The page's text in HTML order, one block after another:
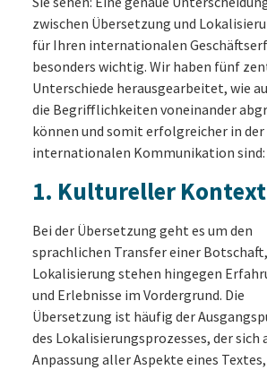
zwischen Übersetzung und
für Ihren internationalen
besonders wichtig. Wir haben fünf
Unterschiede herausgearbeitet, wie
die Begrifflichkeiten voneinander
können und somit erfolgreicher in der
internationalen Kommunikation sind:
1. Kultureller Kontext
Bei der Übersetzung geht es um den
sprachlichen Transfer einer
Lokalisierung stehen hingegen
und Erlebnisse im Vordergrund. Die
Übersetzung ist häufig der
des Lokalisierungsprozesses, der sich
Anpassung aller Aspekte eines